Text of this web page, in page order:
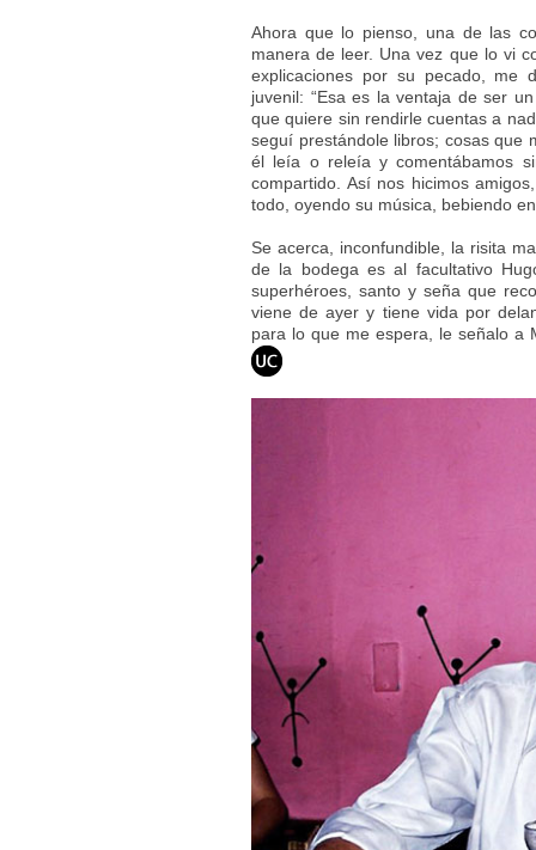
Ahora que lo pienso, una de las
manera de leer. Una vez que lo vi
explicaciones por su pecado, me
juvenil: “Esa es la ventaja de ser
que quiere sin rendirle cuentas a
seguí prestándole libros; cosas que
él leía o releía y comentábamos
compartido. Así nos hicimos
todo, oyendo su música, bebiendo
Se acerca, inconfundible, la risita
de la bodega es al facultativo
superhéroes, santo y seña que
viene de ayer y tiene vida por
para lo que me espera, le señalo a